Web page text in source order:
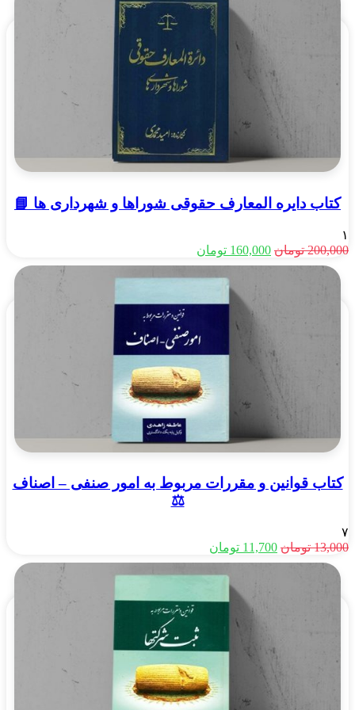
بود.
است.
کتاب دایره المعارف حقوقی شوراها و شهرداری ها 📘
۱
200,000 تومان قیمت
اصلی
200,000 تومان
بود.
160,000 تومان
فعلی
160,000 تومان
کتاب قوانین و مقررات مربوط به امور صنفی – اصناف
⚖️
۷
13,000 تومان قیمت
اصلی
13,000 تومان
بود.
11,700 تومان
فعلی
11,700 تومان